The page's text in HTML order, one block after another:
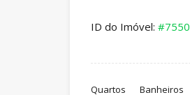
ID do Imóvel: #7550
Quartos Banheiros